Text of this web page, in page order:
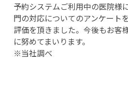
予約システムご利用中の医院様
門の対応についてのアンケート
評価を頂きました。今後もお客
に努めてまいります。
※当社調べ